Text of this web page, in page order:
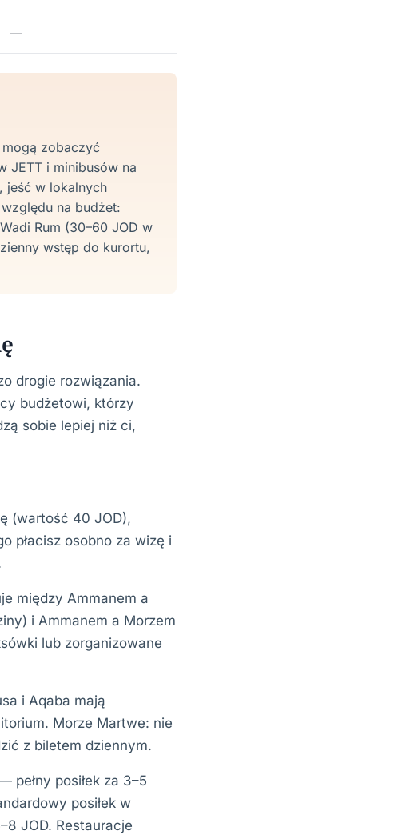
—
zobaczyć
JETT i minibusów na
jeść w lokalnych
na budżet:
Rum (30–60 JOD w
wstęp do kurortu,
drogie rozwiązania.
budżetowi, którzy
sobie lepiej niż ci,
(wartość 40 JOD),
płacisz osobno za wizę i
między Ammanem a
i Ammanem a Morzem
lub zorganizowane
i Aqaba mają
Morze Martwe: nie
z biletem dziennym.
pełny posiłek za 3–5
posiłek w
JOD. Restauracje